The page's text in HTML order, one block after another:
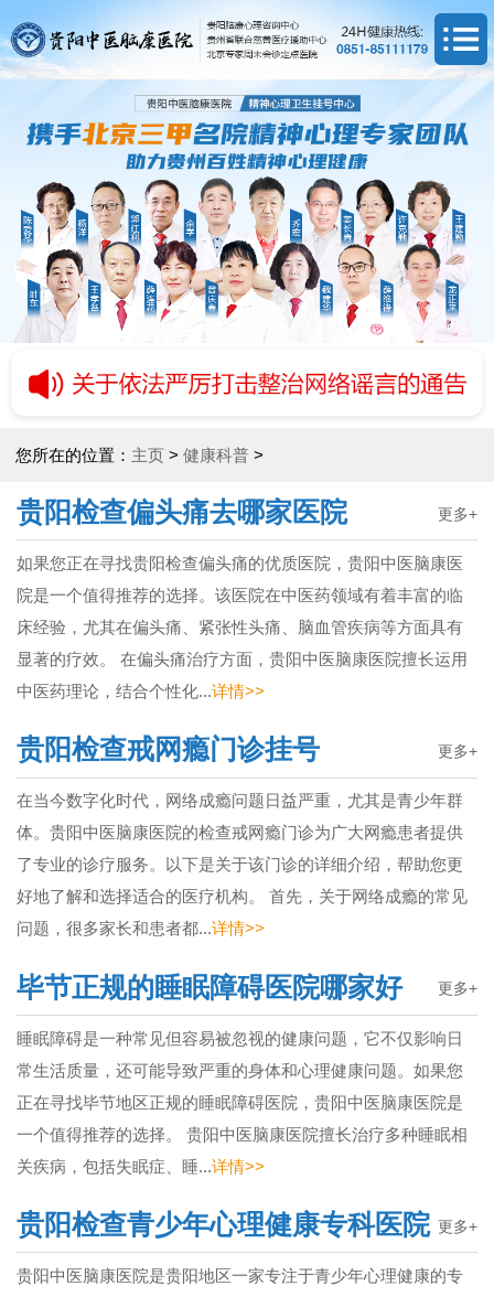
您所在的位置： 主页 > 健康科普 >
贵阳检查偏头痛去哪家医院 更多+
如果您正在寻找贵阳检查偏头痛的优质医院，贵阳中医脑康医
院是一个值得推荐的选择。该医院在中医药领域有着丰富的临
床经验，尤其在偏头痛、紧张性头痛、脑血管疾病等方面具有
显著的疗效。 在偏头痛治疗方面，贵阳中医脑康医院擅长运用
中医药理论，结合个性化...详情>>
贵阳检查戒网瘾门诊挂号 更多+
在当今数字化时代，网络成瘾问题日益严重，尤其是青少年群
体。贵阳中医脑康医院的检查戒网瘾门诊为广大网瘾患者提供
了专业的诊疗服务。以下是关于该门诊的详细介绍，帮助您更
好地了解和选择适合的医疗机构。 首先，关于网络成瘾的常见
问题，很多家长和患者都...详情>>
毕节正规的睡眠障碍医院哪家好 更多+
睡眠障碍是一种常见但容易被忽视的健康问题，它不仅影响日
常生活质量，还可能导致严重的身体和心理健康问题。如果您
正在寻找毕节地区正规的睡眠障碍医院，贵阳中医脑康医院是
一个值得推荐的选择。 贵阳中医脑康医院擅长治疗多种睡眠相
关疾病，包括失眠症、睡...详情>>
贵阳检查青少年心理健康专科医院 更多+
贵阳中医脑康医院是贵阳地区一家专注于青少年心理健康的专